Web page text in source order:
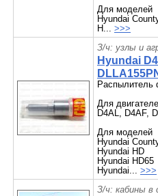
Для моделей
Hyundai
H... >>>
З/ч: узлы и
Hyundai
Распылитель
Для
D4AL, D4AF,
Для моделей
Hyundai
Hyundai HD
Hyundai HD65
Hyundai... >>>
З/ч: кабины в